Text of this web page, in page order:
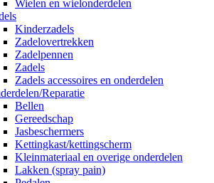
Wielen en wielonderdelen
Kinderzadels
Zadelovertrekken
Zadelpennen
Zadels
Zadels accessoires en onderdelen
Reparatie
Bellen
Gereedschap
Jasbeschermers
Kettingkast/kettingscherm
Kleinmateriaal en overige onderdelen
Lakken (spray pain)